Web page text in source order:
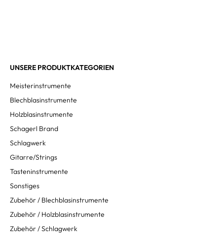
UNSERE PRODUKTKATEGORIEN
Meisterinstrumente
Blechblasinstrumente
Holzblasinstrumente
Schagerl Brand
Schlagwerk
Gitarre/Strings
Tasteninstrumente
Sonstiges
Zubehör / Blechblasinstrumente
Zubehör / Holzblasinstrumente
Zubehör / Schlagwerk